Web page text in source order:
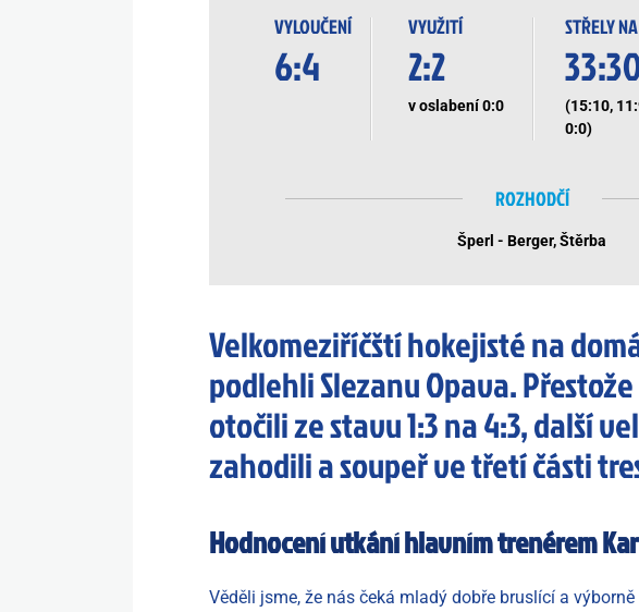
VYLOUČENÍ
6:4
VYUŽITÍ
2:2
v oslabení 0:0
STŘELY
(15:10,
0:0)
ROZHODČÍ
Šperl - Berger, Štěrba
Velkomeziříčští hokejisté na
podlehli Slezanu Opava.
otočili ze stavu 1:3 na 4:3, další
zahodili a soupeř ve třetí části
Hodnocení utkání hlavním trenérem
Věděli jsme, že nás čeká mladý dobře bruslící a